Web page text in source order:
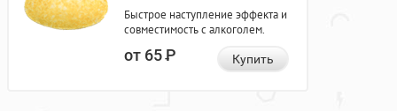
Быстрое наступление эффекта и
совместимость с алкоголем.
от 65Р Купить